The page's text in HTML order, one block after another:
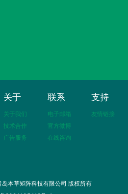
关于
关于我们
技术合作
广告服务
联系
电子邮箱
官方微博
在线咨询
支持
友情链接
本草矩阵科技有限公司 版权所有